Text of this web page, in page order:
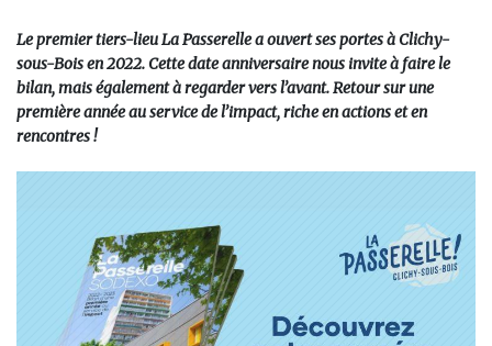
Le premier tiers-lieu La Passerelle a ouvert ses portes à Clichy-
sous-Bois en 2022. Cette date anniversaire nous invite à faire le
bilan, mais également à regarder vers l’avant. Retour sur une
première année au service de l’impact, riche en actions et en
rencontres !